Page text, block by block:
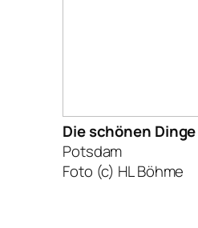
Die schönen Dinge
Potsdam
Foto (c) HL Böhme